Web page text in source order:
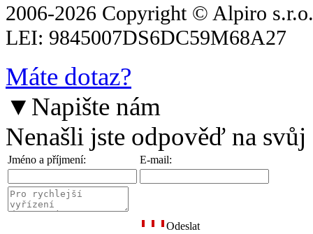
2006-2026 Copyright © Alpiro
LEI: 9845007DS6DC59M68A27
Máte dotaz?
▼ Napište nám
Nenašli jste odpověď na
Jméno a příjmení: E-mail:
Odeslat